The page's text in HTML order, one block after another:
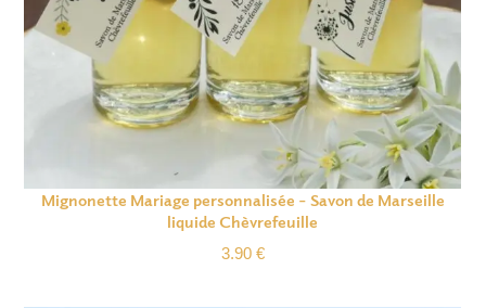
Mignonette Mariage personnalisée – Savon de Marseille
liquide Chèvrefeuille
3.90 €